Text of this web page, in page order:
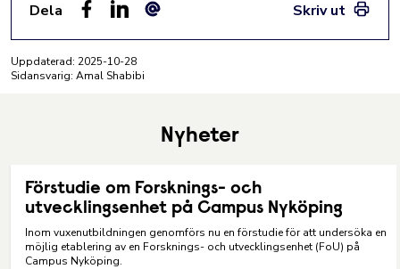
Dela
Skriv ut
Uppdaterad: 2025-10-28
Sidansvarig: Amal Shabibi
Nyheter
Förstudie om Forsknings- och
utvecklingsenhet på Campus Nyköping
Inom vuxenutbildningen genomförs nu en förstudie för att undersöka en
möjlig etablering av en Forsknings- och utvecklingsenhet (FoU) på
Campus Nyköping.